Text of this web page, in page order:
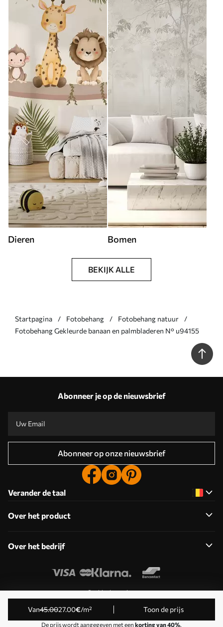
Van45.0027.00€/m² Toon de prijs
De prijs wordt aangegeven met een korting van 40%.
Dieren Bomen
BEKIJK ALLE
Startpagina Fotobehang
Fotobehang natuur
Fotobehang Gekleurde banaan en palmbladeren N° u94155
Abonneer je op de nieuwsbrief
Abonneer op onze nieuwsbrief
Verander de taal
Over het product
Over het bedrijf
Cookies bewerken
© 2011-2026 Uwalls . Alle rechten voorbehouden. Beheerd
door KLW Sp. z o.o. BTW-ID: PL9223057591.